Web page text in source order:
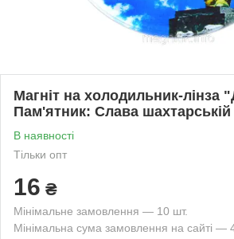
Магніт на холодильник-лінза
Пам'ятник: Слава шахтарській
В наявності
Тільки опт
16 ₴
Мінімальне замовлення — 10 шт.
Мінімальна сума замовлення на сайті —